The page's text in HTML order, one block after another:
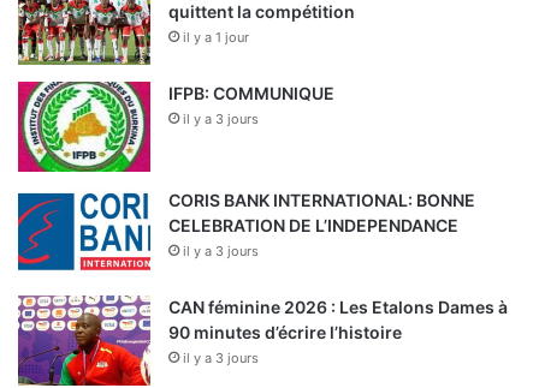
quittent la compétition
il y a 1 jour
IFPB: COMMUNIQUE
il y a 3 jours
CORIS BANK INTERNATIONAL: BONNE
CELEBRATION DE L’INDEPENDANCE
il y a 3 jours
CAN féminine 2026 : Les Etalons Dames à
90 minutes d’écrire l’histoire
il y a 3 jours